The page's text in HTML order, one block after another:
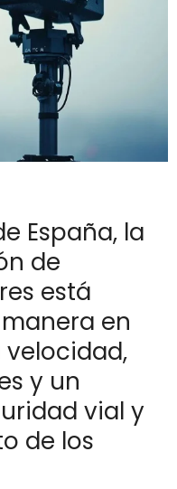
España, la
de
está
en
y un
vial y
de los